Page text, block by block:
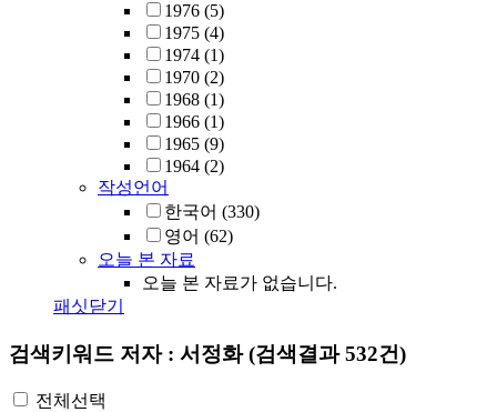
1976 (5)
1975 (4)
1974 (1)
1970 (2)
1968 (1)
1966 (1)
1965 (9)
1964 (2)
작성언어
한국어 (330)
영어 (62)
오늘 본 자료
오늘 본 자료가 없습니다.
패싯닫기
검색키워드 저자 : 서정화(검색결과 532건)
전체선택